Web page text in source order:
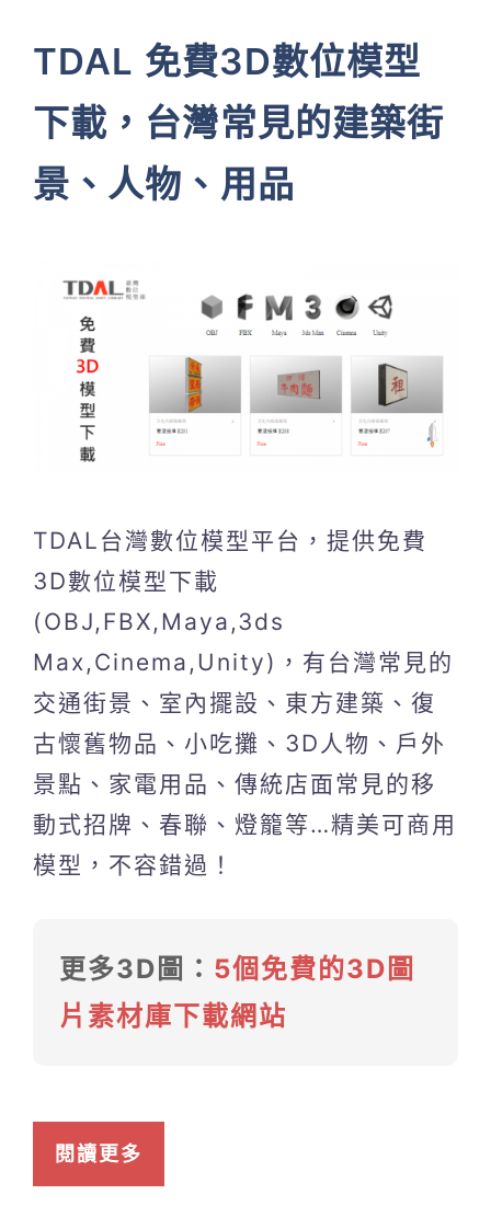
TDAL 免費3D數位模型
下載，台灣常見的建築街
景、人物、用品
TDAL台灣數位模型平台，提供免費
3D數位模型下載
(OBJ,FBX,Maya,3ds
Max,Cinema,Unity)，有台灣常見的
交通街景、室內擺設、東方建築、復
古懷舊物品、小吃攤、3D人物、戶外
景點、家電用品、傳統店面常見的移
動式招牌、春聯、燈籠等…精美可商用
模型，不容錯過！
更多3D圖： 5個免費的3D圖
片素材庫下載網站
閱讀更多